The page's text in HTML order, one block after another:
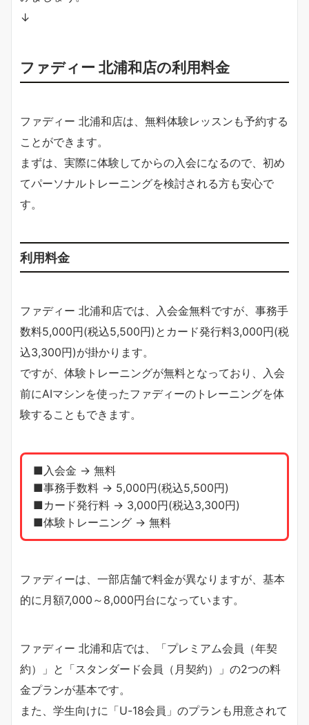
↓
ファディー 北浦和店の利用料金
ファディー 北浦和店は、無料体験レッスンも予約する
ことができます。
まずは、実際に体験してからの入会になるので、初め
てパーソナルトレーニングを検討される方も安心で
す。
利用料金
ファディー 北浦和店では、入会金無料ですが、事務手
数料5,000円(税込5,500円)とカード発行料3,000円(税
込3,300円)が掛かります。
ですが、体験トレーニングが無料となっており、入会
前にAIマシンを使ったファディーのトレーニングを体
験することもできます。
■入会金 → 無料
■事務手数料 → 5,000円(税込5,500円)
■カード発行料 → 3,000円(税込3,300円)
■体験トレーニング → 無料
ファディーは、一部店舗で料金が異なりますが、基本
的に月額7,000～8,000円台になっています。
ファディー 北浦和店では、「プレミアム会員（年契
約）」と「スタンダード会員（月契約）」の2つの料
金プランが基本です。
また、学生向けに「U-18会員」のプランも用意されて